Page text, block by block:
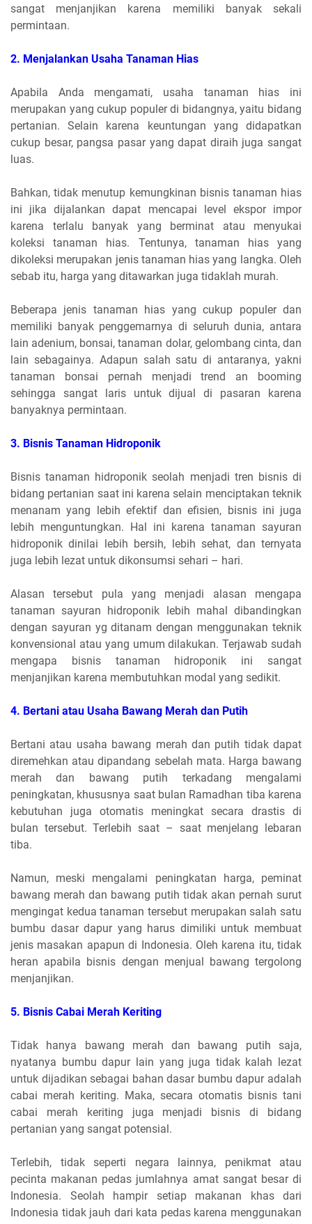
sangat menjanjikan karena memiliki banyak sekali
permintaan.
2. Menjalankan Usaha Tanaman Hias
Apabila Anda mengamati, usaha tanaman hias ini
merupakan yang cukup populer di bidangnya, yaitu bidang
pertanian. Selain karena keuntungan yang didapatkan
cukup besar, pangsa pasar yang dapat diraih juga sangat
luas.
Bahkan, tidak menutup kemungkinan bisnis tanaman hias
ini jika dijalankan dapat mencapai level ekspor impor
karena terlalu banyak yang berminat atau menyukai
koleksi tanaman hias. Tentunya, tanaman hias yang
dikoleksi merupakan jenis tanaman hias yang langka. Oleh
sebab itu, harga yang ditawarkan juga tidaklah murah.
Beberapa jenis tanaman hias yang cukup populer dan
memiliki banyak penggemarnya di seluruh dunia, antara
lain adenium, bonsai, tanaman dolar, gelombang cinta, dan
lain sebagainya. Adapun salah satu di antaranya, yakni
tanaman bonsai pernah menjadi trend an booming
sehingga sangat laris untuk dijual di pasaran karena
banyaknya permintaan.
3. Bisnis Tanaman Hidroponik
Bisnis tanaman hidroponik seolah menjadi tren bisnis di
bidang pertanian saat ini karena selain menciptakan teknik
menanam yang lebih efektif dan efisien, bisnis ini juga
lebih menguntungkan. Hal ini karena tanaman sayuran
hidroponik dinilai lebih bersih, lebih sehat, dan ternyata
juga lebih lezat untuk dikonsumsi sehari – hari.
Alasan tersebut pula yang menjadi alasan mengapa
tanaman sayuran hidroponik lebih mahal dibandingkan
dengan sayuran yg ditanam dengan menggunakan teknik
konvensional atau yang umum dilakukan. Terjawab sudah
mengapa bisnis tanaman hidroponik ini sangat
menjanjikan karena membutuhkan modal yang sedikit.
4. Bertani atau Usaha Bawang Merah dan Putih
Bertani atau usaha bawang merah dan putih tidak dapat
diremehkan atau dipandang sebelah mata. Harga bawang
merah dan bawang putih terkadang mengalami
peningkatan, khususnya saat bulan Ramadhan tiba karena
kebutuhan juga otomatis meningkat secara drastis di
bulan tersebut. Terlebih saat – saat menjelang lebaran
tiba.
Namun, meski mengalami peningkatan harga, peminat
bawang merah dan bawang putih tidak akan pernah surut
mengingat kedua tanaman tersebut merupakan salah satu
bumbu dasar dapur yang harus dimiliki untuk membuat
jenis masakan apapun di Indonesia. Oleh karena itu, tidak
heran apabila bisnis dengan menjual bawang tergolong
menjanjikan.
5. Bisnis Cabai Merah Keriting
Tidak hanya bawang merah dan bawang putih saja,
nyatanya bumbu dapur lain yang juga tidak kalah lezat
untuk dijadikan sebagai bahan dasar bumbu dapur adalah
cabai merah keriting. Maka, secara otomatis bisnis tani
cabai merah keriting juga menjadi bisnis di bidang
pertanian yang sangat potensial.
Terlebih, tidak seperti negara lainnya, penikmat atau
pecinta makanan pedas jumlahnya amat sangat besar di
Indonesia. Seolah hampir setiap makanan khas dari
Indonesia tidak jauh dari kata pedas karena menggunakan